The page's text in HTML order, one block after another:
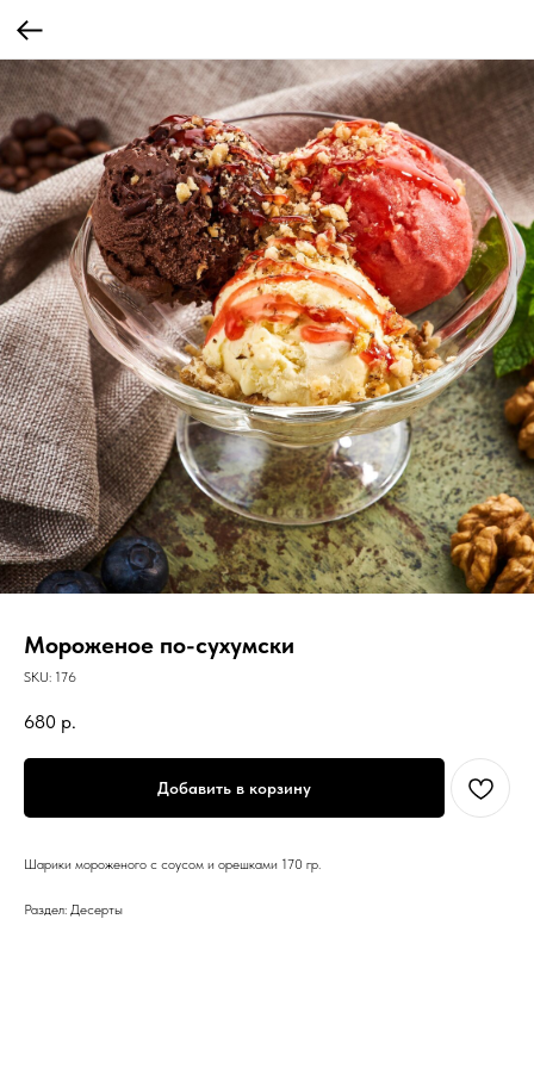
Мороженое по-сухумски
SKU: 176
680 р.
Добавить в корзину
Шарики мороженого с соусом и орешками 170 гр.
Раздел: Десерты